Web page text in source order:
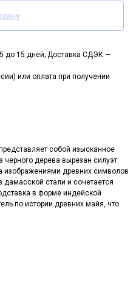
до 15 дней; Доставка СДЭК —
или оплата при получении
собой изысканное
черного дерева вырезан силуэт
изображениями древних символов
дамасской стали и сочетается
в форме индейской
по истории древних майя, что